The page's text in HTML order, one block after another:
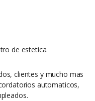
de estetica.
clientes y mucho mas
automaticos,